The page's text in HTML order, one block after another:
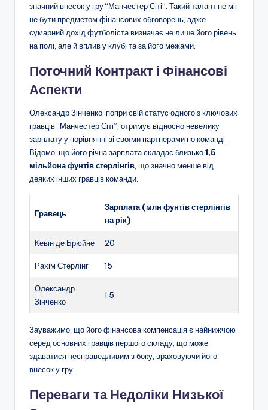
значний внесок у гру “Манчестер Сіті”. Такий талант не міг
не бути предметом фінансових обговорень, адже
сумарний дохід футболіста визначає не лише його рівень
на полі, але й вплив у клубі та за його межами.
Поточний Контракт і Фінансові
Аспекти
Олександр Зінченко, попри свій статус одного з ключових
гравців “Манчестер Сіті”, отримує відносно невелику
зарплату у порівнянні зі своїми партнерами по команді.
Відомо, що його річна зарплата складає близько1,5
мільйона фунтів стерлінгів , що значно менше від
деяких інших гравців команди.
Гравець
Зарплата (млн фунтів стерлінгів
на рік)
Кевін де Брюйне 20
Рахім Стерлінг 15
Олександр
Зінченко
1,5
Зауважимо, що його фінансова компенсація є найнижчою
серед основних гравців першого складу, що може
здаватися несправедливим з боку, враховуючи його
внесок у гру.
Переваги та Недоліки Низької